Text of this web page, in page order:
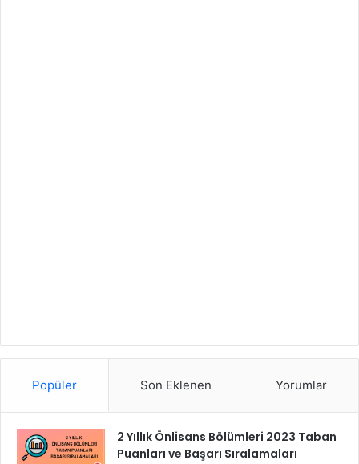
Popüler Son Eklenen Yorumlar
2 Yıllık Önlisans Bölümleri 2023 Taban
Puanları ve Başarı Sıralamaları